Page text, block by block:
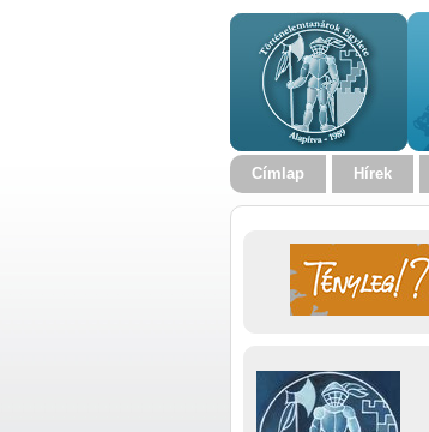
Címlap Hírek